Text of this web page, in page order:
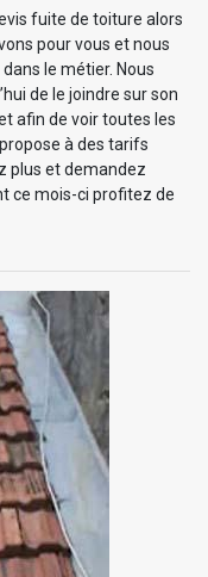
fuite de toiture alors
pour vous et nous
le métier. Nous
de le joindre sur son
afin de voir toutes les
à des tarifs
plus et demandez
ce mois-ci profitez de